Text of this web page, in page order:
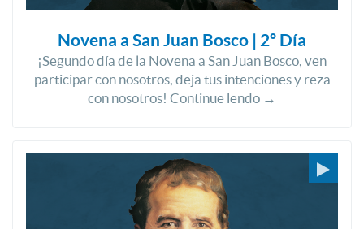
Novena a San Juan Bosco | 2º Día
¡Segundo día de la Novena a San Juan Bosco, ven
participar con nosotros, deja tus intenciones y reza
con nosotros! Continue lendo →